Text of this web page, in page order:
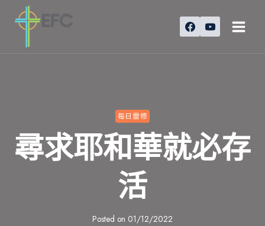
每日靈修
尋求耶和華就必存
活
Posted on 01/12/2022